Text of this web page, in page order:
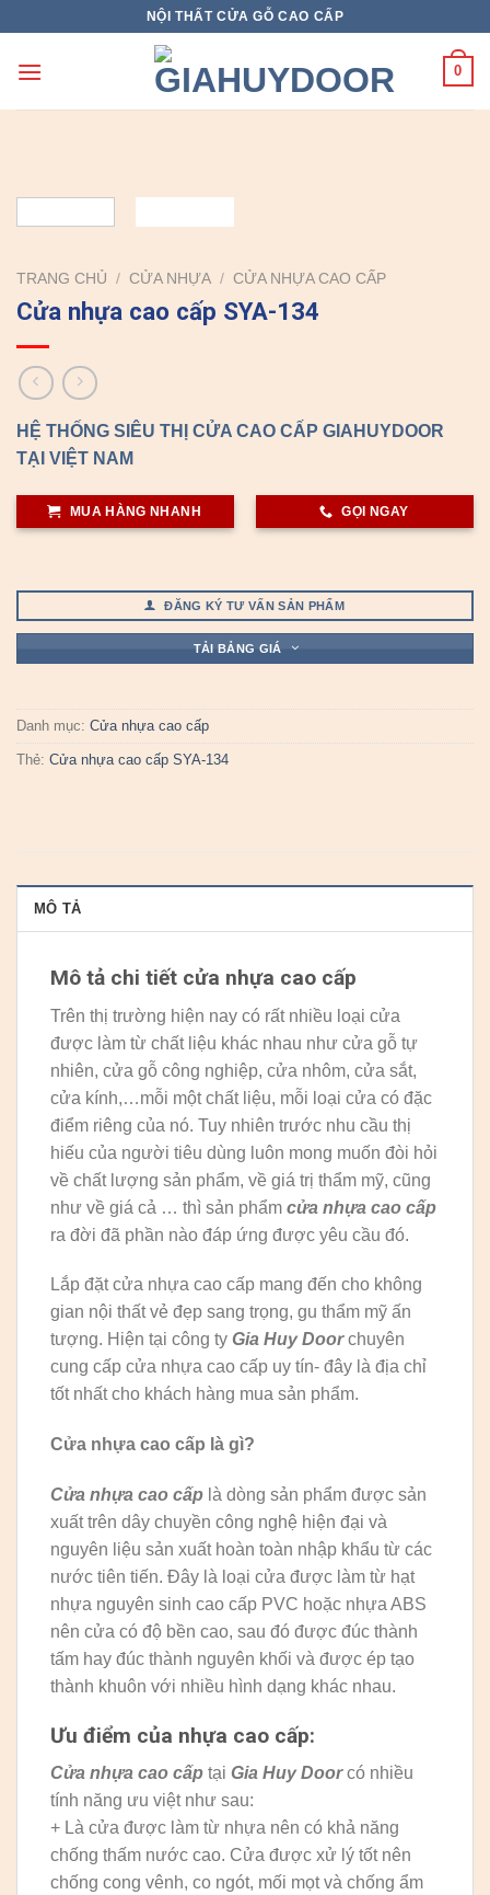
content
NỘI THẤT CỬA GỖ CAO CẤP
0
TRANG CHỦ / CỬA NHỰA / CỬA NHỰA CAO CẤP
Cửa nhựa cao cấp SYA-134
HỆ THỐNG SIÊU THỊ CỬA CAO CẤP GIAHUYDOOR
TẠI VIỆT NAM
MUA HÀNG NHANH GỌI NGAY
ĐĂNG KÝ TƯ VẤN SẢN PHẨM
TẢI BẢNG GIÁ
Danh mục: Cửa nhựa cao cấp
Thẻ: Cửa nhựa cao cấp SYA-134
MÔ TẢ
Mô tả chi tiết cửa nhựa cao cấp
Trên thị trường hiện nay có rất nhiều loại cửa
được làm từ chất liệu khác nhau như cửa gỗ tự
nhiên, cửa gỗ công nghiệp, cửa nhôm, cửa sắt,
cửa kính,…mỗi một chất liệu, mỗi loại cửa có đặc
điểm riêng của nó. Tuy nhiên trước nhu cầu thị
hiếu của người tiêu dùng luôn mong muốn đòi hỏi
về chất lượng sản phẩm, về giá trị thẩm mỹ, cũng
như về giá cả … thì sản phẩm cửa nhựa cao cấp
ra đời đã phần nào đáp ứng được yêu cầu đó.
Lắp đặt cửa nhựa cao cấp mang đến cho không
gian nội thất vẻ đẹp sang trọng, gu thẩm mỹ ấn
tượng. Hiện tại công ty Gia Huy Doorchuyên
cung cấp cửa nhựa cao cấp uy tín- đây là địa chỉ
tốt nhất cho khách hàng mua sản phẩm.
Cửa nhựa cao cấp là gì?
Cửa nhựa cao cấp là dòng sản phẩm được sản
xuất trên dây chuyền công nghệ hiện đại và
nguyên liệu sản xuất hoàn toàn nhập khẩu từ các
nước tiên tiến. Đây là loại cửa được làm từ hạt
nhựa nguyên sinh cao cấp PVC hoặc nhựa ABS
nên cửa có độ bền cao, sau đó được đúc thành
tấm hay đúc thành nguyên khối và được ép tạo
thành khuôn với nhiều hình dạng khác nhau.
Ưu điểm của nhựa cao cấp:
Cửa nhựa cao cấp tại Gia Huy Doorcó nhiều
tính năng ưu việt như sau:
+ Là cửa được làm từ nhựa nên có khả năng
chống thấm nước cao. Cửa được xử lý tốt nên
chống cong vênh, co ngót, mối mọt và chống ẩm